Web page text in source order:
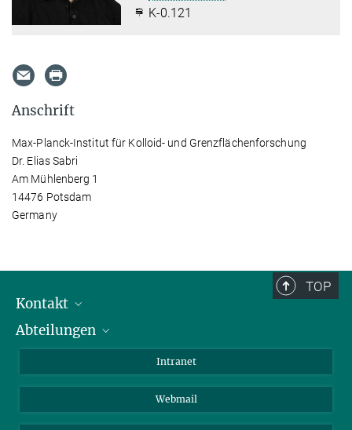
K-0.121
Anschrift
Max-Planck-Institut für Kolloid- und Grenzflächenforschung
Dr. Elias Sabri
Am Mühlenberg 1
14476 Potsdam
Germany
TOP
Kontakt
Mitarbeiterverzeichnis
Abteilungen
Kolloidchemie
Intranet
Webmail